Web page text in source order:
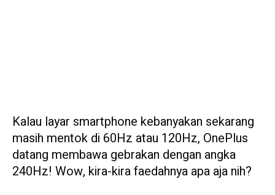
Kalau layar smartphone kebanyakan sekarang
masih mentok di 60Hz atau 120Hz, OnePlus
datang membawa gebrakan dengan angka
240Hz! Wow, kira-kira faedahnya apa aja nih?